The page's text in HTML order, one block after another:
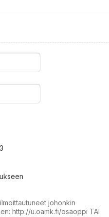
johonkin
http://u.oamk.fi/osaoppi TAI